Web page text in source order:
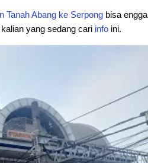
Tanah Abang ke Serpong bisa engga
yang sedang cari info ini.